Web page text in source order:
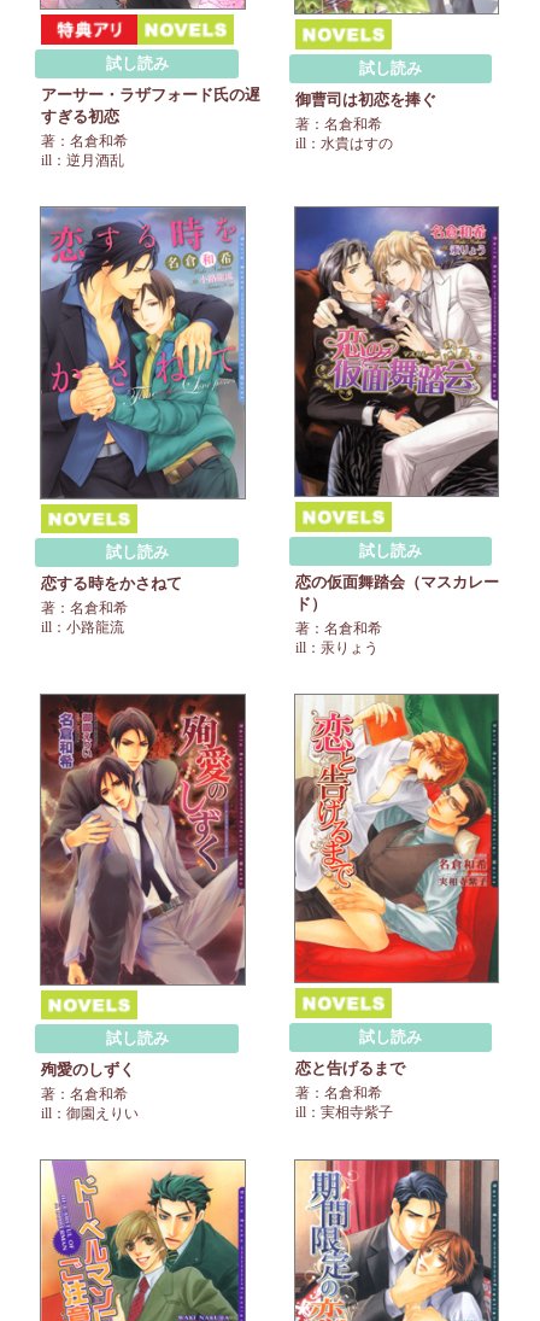
試し読み
アーサー・ラザフォード氏の遅
すぎる初恋
著：名倉和希
ill：逆月酒乱
試し読み
御曹司は初恋を捧ぐ
著：名倉和希
ill：水貴はすの
試し読み
恋する時をかさねて
著：名倉和希
ill：小路龍流
試し読み
恋の仮面舞踏会（マスカレー
ド）
著：名倉和希
ill：汞りょう
試し読み
殉愛のしずく
著：名倉和希
ill：御園えりい
試し読み
恋と告げるまで
著：名倉和希
ill：実相寺紫子